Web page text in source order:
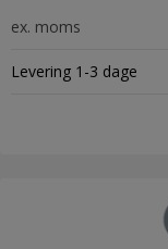
ex. moms
Levering 1-3 dage